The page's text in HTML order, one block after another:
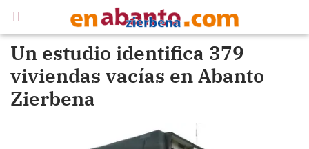
Un estudio identifica 379
viviendas vacías en Abanto
Zierbena